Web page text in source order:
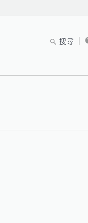
搜尋